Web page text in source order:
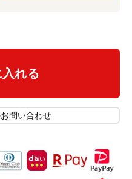
れる
問い合わせ